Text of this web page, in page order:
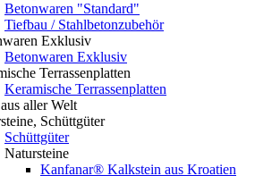
Betonwaren "Standard"
Tiefbau / Stahlbetonzubehör
Exklusiv
Betonwaren Exklusiv
Terrassenplatten
Keramische Terrassenplatten
aller Welt
Schüttgüter
Schüttgüter
Natursteine
Kanfanar® Kalkstein aus Kroatien